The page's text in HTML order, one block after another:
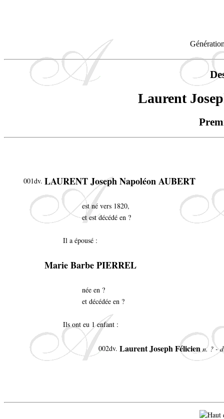
Laurent
001dv. LAURENT Joseph Napoléon AUBERT
est né vers 1820,
et est décédé en ?
Il a épousé :
Marie Barbe PIERREL
née en ?
et décédée en ?
Ils ont eu 1 enfant :
002dv. Laurent Joseph Félicienn. ? -